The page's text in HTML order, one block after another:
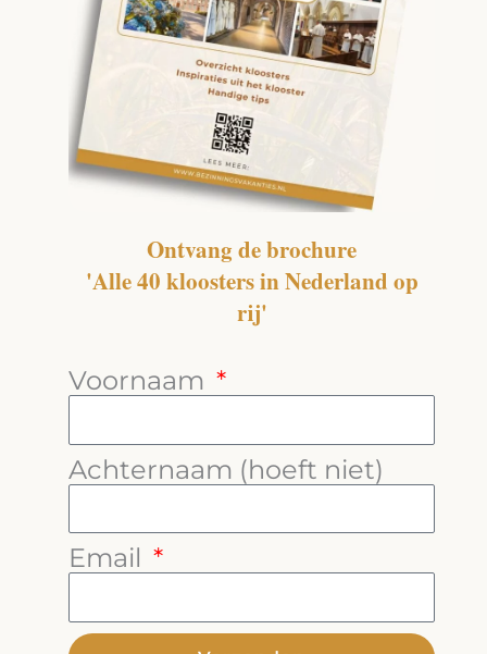
Ontvang de brochure
'Alle 40 kloosters in Nederland op
rij'
Voornaam
Achternaam (hoeft niet)
Email